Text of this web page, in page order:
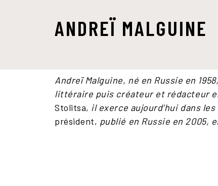
ANDREÏ MALGUINE
Andreï Malguine, né en Russie en
littéraire puis créateur et rédacteur
Stolitsa, il exerce aujourd’hui dans
président, publié en Russie en 2005,